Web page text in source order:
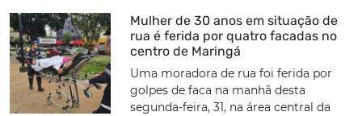
Mulher de 30 anos em situação de
rua é ferida por quatro facadas no
centro de Maringá
Uma moradora de rua foi ferida por
golpes de faca na manhã desta
segunda-feira, 31, na área central da